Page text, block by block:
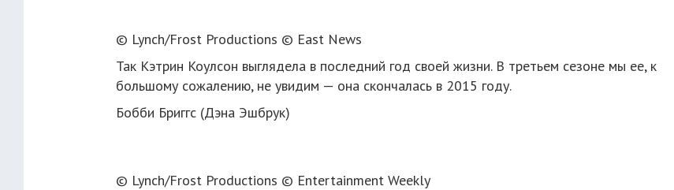
© Lynch/Frost Productions © East News
Так Кэтрин Коулсон выглядела в последний год своей жизни. В третьем сезоне мы ее, к
большому сожалению, не увидим — она скончалась в 2015 году.
Бобби Бриггс (Дэна Эшбрук)
© Lynch/Frost Productions © Entertainment Weekly